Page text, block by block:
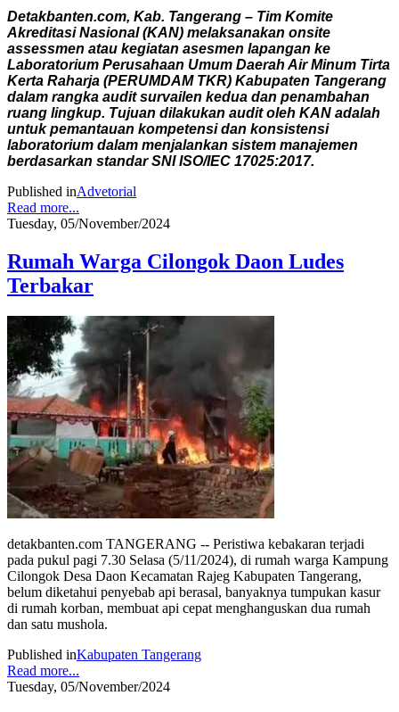
Detakbanten.com, Kab. Tangerang – Tim Komite
Akreditasi Nasional (KAN) melaksanakan onsite
assessmen atau kegiatan asesmen lapangan ke
Laboratorium Perusahaan Umum Daerah Air Minum Tirta
Kerta Raharja (PERUMDAM TKR) Kabupaten Tangerang
dalam rangka audit survailen kedua dan penambahan
ruang lingkup. Tujuan dilakukan audit oleh KAN adalah
untuk pemantauan kompetensi dan konsistensi
laboratorium dalam menjalankan sistem manajemen
berdasarkan standar SNI ISO/IEC 17025:2017.
Published inAdvetorial
Read more...
Tuesday, 05/November/2024
Rumah Warga Cilongok Daon Ludes
Terbakar
detakbanten.com TANGERANG -- Peristiwa kebakaran terjadi
pada pukul pagi 7.30 Selasa (5/11/2024), di rumah warga Kampung
Cilongok Desa Daon Kecamatan Rajeg Kabupaten Tangerang,
belum diketahui penyebab api berasal, banyaknya tumpukan kasur
di rumah korban, membuat api cepat menghanguskan dua rumah
dan satu mushola.
Published inKabupaten Tangerang
Read more...
Tuesday, 05/November/2024